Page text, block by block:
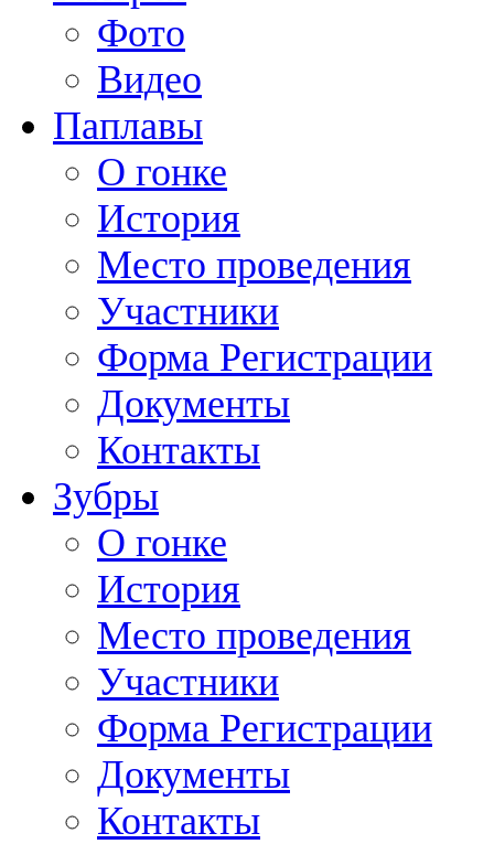
Фото
Видео
Паплавы
О гонке
История
Место проведения
Участники
Форма Регистрации
Документы
Контакты
Зубры
О гонке
История
Место проведения
Участники
Форма Регистрации
Документы
Контакты